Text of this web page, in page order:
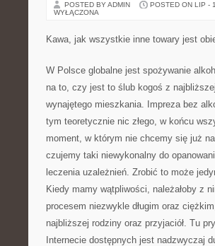
POSTED BY ADMIN POSTED ON LIP -
WYŁĄCZONA
Kawa, jak wszystkie inne towary jest
W Polsce globalne jest spożywanie
na to, czy jest to ślub kogoś z
wynajętego mieszkania. Impreza bez
tym teoretycznie nic złego, w końcu
moment, w którym nie chcemy się już
czujemy taki niewykonalny do
leczenia uzależnień. Zrobić to może
Kiedy mamy wątpliwości, należałoby z
procesem niezwykle długim oraz
najbliższej rodziny oraz przyjaciół. Tu
Internecie dostępnych jest nadzwyczaj